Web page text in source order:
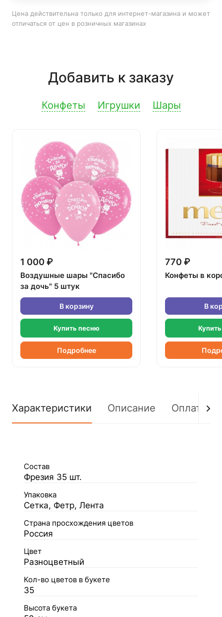
Цена действительна только для интернет-магазина и может
отличаться от цен в розничных магазинах
Добавить к заказу
Конфеты Игрушки Шары
1 000 ₽
Воздушные шары "Спасибо
за дочь" 5 штук
В корзину
Купить песню
Подробнее
770 ₽
Конфеты в
В
Характеристики Описание Оплата
Состав
Фрезия 35 шт.
Упаковка
Сетка, Фетр, Лента
Страна просхождения цветов
Россия
Цвет
Разноцветный
Кол-во цветов в букете
35
Высота букета